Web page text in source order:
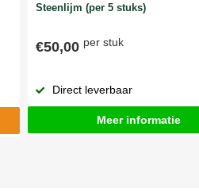
Steenlijm (per 5 stuks)
€50,00 per stuk
Direct leverbaar
Meer informatie